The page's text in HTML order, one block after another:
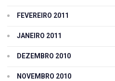
FEVEREIRO 2011
JANEIRO 2011
DEZEMBRO 2010
NOVEMBRO 2010